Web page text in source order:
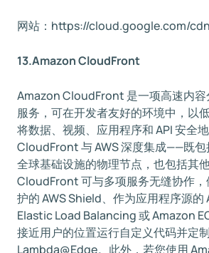
网站：https://cloud.google.com/cdn
13.Amazon CloudFront
Amazon CloudFront 是一项高速内容
服务，可在开发者友好的环境中，以
将数据、视频、应用程序和 API 安全
CloudFront 与 AWS 深度集成——既包
全球基础设施的物理节点，也包括其他
CloudFront 可与多项服务无缝协作，
护的 AWS Shield、作为应用程序源的
Elastic Load Balancing 或 Amazon
接近用户的位置运行自定义代码并定
Lambda@Edge。此外，若您使用